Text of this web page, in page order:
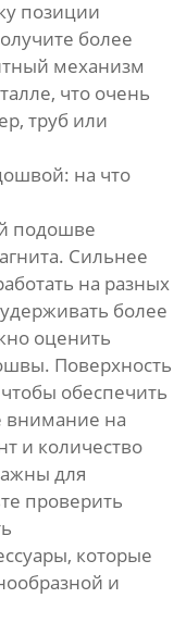
позиции
более
механизм
что очень
труб или
на что
подошве
Сильнее
на разных
более
оценить
Поверхность
обеспечить
внимание на
и количество
для
проверить
которые
и